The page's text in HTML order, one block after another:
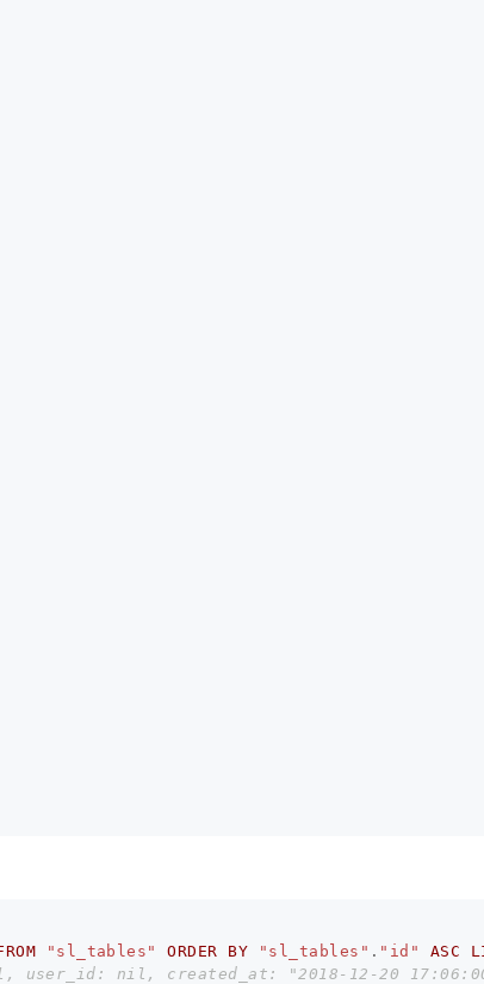
"sl_tables" ORDER BY "sl_tables" . "id" ASC
nil, created_at: "2018-12-20